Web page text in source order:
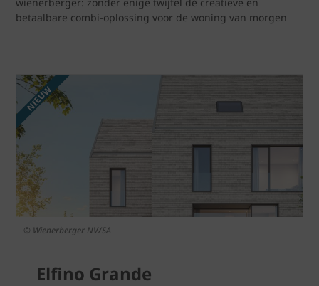
betaalbare combi-oplossing voor de woning van morgen
© Wienerberger NV/SA
Elfino Grande
NIEUW